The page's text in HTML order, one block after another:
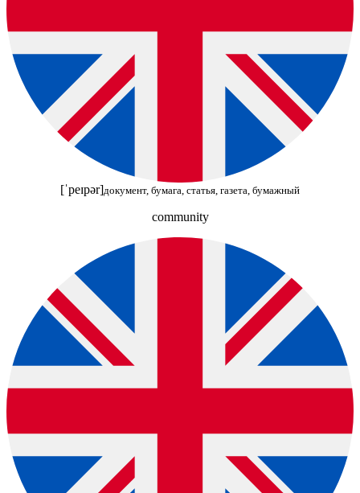
[ˈpeɪpər]документ, бумага, статья, газета, бумажный
community